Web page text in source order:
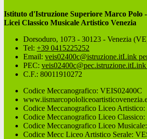
Istituto d'Istruzione Superiore Marco Polo
Licei Classico Musicale Artistico Venezia
Dorsoduro, 1073 - 30123 - Venezia
Tel: +39 0415225252
Email: veis02400c@istruzione.itLink
PEC: veis02400c@pec.istruzione.itLink
C.F.: 80011910272
Codice Meccanografico: VEIS02400C
Codice Meccanografico Liceo
Codice Meccanografico Liceo
Codice Meccanografico Liceo
Codice Mecc Liceo Artistico Serale: